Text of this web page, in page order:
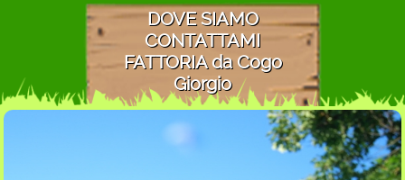
DOVE SIAMO
CONTATTAMI
FATTORIA da Cogo
Giorgio